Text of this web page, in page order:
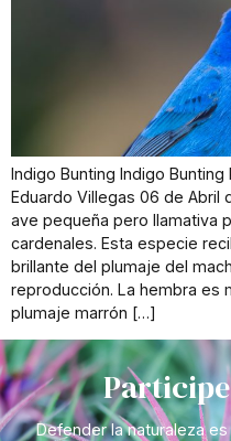
Indigo Bunting Indigo Bunting
Eduardo Villegas 06 de Abril
ave pequeña pero llamativa
cardenales. Esta especie
brillante del plumaje del
reproducción. La hembra es
plumaje marrón […]
Defender la naturaleza